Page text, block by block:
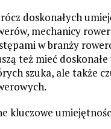
doskonałych
mechanicy
w branży
też mieć
szuka, ale także
kluczowe